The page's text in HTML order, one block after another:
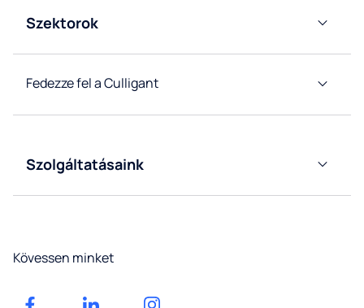
Hálózati
vízadagolóinkat
Horeca
Szektorok
Iroda
Gyárak
és
Vendéglátás
Egészségügy
Fedezze fel a Culligant
Szolgáltatásaink
Ügyfélszolgálat
árajánlatot
Kövessen minket